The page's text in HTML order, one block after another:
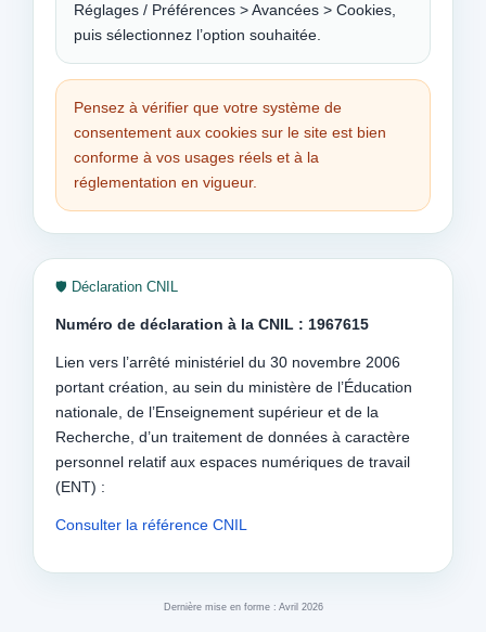
Réglages / Préférences > Avancées > Cookies,
puis sélectionnez l’option souhaitée.
Pensez à vérifier que votre système de
consentement aux cookies sur le site est bien
conforme à vos usages réels et à la
réglementation en vigueur.
🛡️ Déclaration CNIL
Numéro de déclaration à la CNIL : 1967615
Lien vers l’arrêté ministériel du 30 novembre 2006
portant création, au sein du ministère de l’Éducation
nationale, de l’Enseignement supérieur et de la
Recherche, d’un traitement de données à caractère
personnel relatif aux espaces numériques de travail
(ENT) :
Consulter la référence CNIL
Dernière mise en forme : Avril 2026